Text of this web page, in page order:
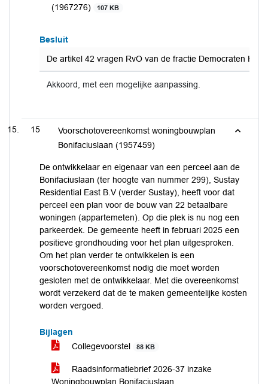
(1967276)
107 KB
Besluit
De artikel 42 vragen RvO van de fractie Democraten
Akkoord, met een mogelijke aanpassing.
15
Voorschotovereenkomst woningbouwplan
Bonifaciuslaan (1957459)
De ontwikkelaar en eigenaar van een perceel aan de
Bonifaciuslaan (ter hoogte van nummer 299), Sustay
Residential East B.V (verder Sustay), heeft voor dat
perceel een plan voor de bouw van 22 betaalbare
woningen (appartemeten). Op die plek is nu nog een
parkeerdek. De gemeente heeft in februari 2025 een
positieve grondhouding voor het plan uitgesproken.
Om het plan verder te ontwikkelen is een
voorschotovereenkomst nodig die moet worden
gesloten met de ontwikkelaar. Met die overeenkomst
wordt verzekerd dat de te maken gemeentelijke kosten
worden vergoed.
Bijlagen
Collegevoorstel
88 KB
Raadsinformatiebrief 2026-37 inzake
Woningbouwplan Bonifaciuslaan,